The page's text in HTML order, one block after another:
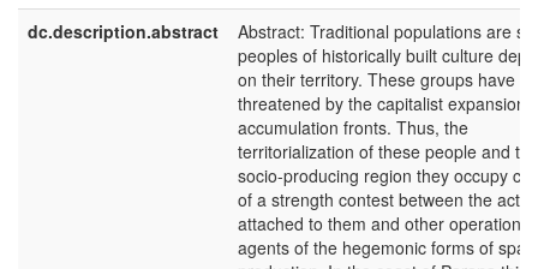
dc.description.abstract
Abstract: Traditional populations are
peoples of historically built culture
on their territory. These groups have
threatened by the capitalist expansion
accumulation fronts. Thus, the
territorialization of these people and the
socio-producing region they occupy
of a strength contest between the
attached to them and other operational
agents of the hegemonic forms of